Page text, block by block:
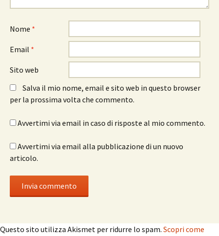
Nome *
Email *
Sito web
Salva il mio nome, email e sito web in questo browser
per la prossima volta che commento.
Avvertimi via email in caso di risposte al mio commento.
Avvertimi via email alla pubblicazione di un nuovo
articolo.
Questo sito utilizza Akismet per ridurre lo spam. Scopri come